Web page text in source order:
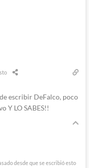
escribir DeFalco, poco
Y LO SABES!!
desde que se escribió esto